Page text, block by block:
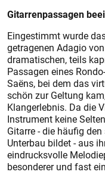
Gitarrenpassagen
Eingestimmt wurde
getragenen Adagio
dramatischen, teils
Passagen eines
Saëns, bei dem das
schön zur Geltung
Klangerlebnis. Da die
Instrument keine
Gitarre - die häufig
Unterbau bildet - aus
eindrucksvolle
besonderer und fast